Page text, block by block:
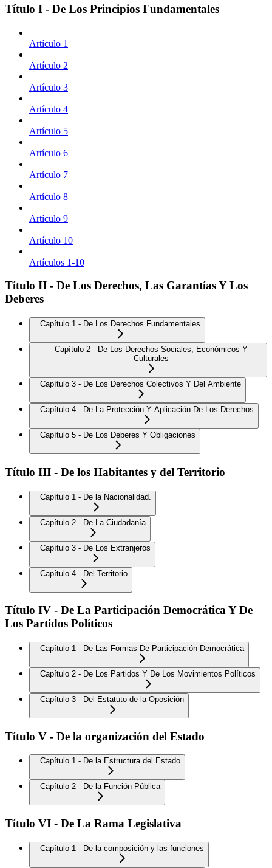
Título I - De Los Principios Fundamentales
Artículo 1
Artículo 2
Artículo 3
Artículo 4
Artículo 5
Artículo 6
Artículo 7
Artículo 8
Artículo 9
Artículo 10
Artículos 1-10
Título II - De Los Derechos, Las Garantías Y Los
Deberes
Capítulo 1 - De Los Derechos Fundamentales
Capítulo 2 - De Los Derechos Sociales, Económicos Y
Culturales
Capítulo 3 - De Los Derechos Colectivos Y Del Ambiente
Capítulo 4 - De La Protección Y Aplicación De Los Derechos
Capítulo 5 - De Los Deberes Y Obligaciones
Título III - De los Habitantes y del Territorio
Capítulo 1 - De la Nacionalidad.
Capítulo 2 - De La Ciudadanía
Capítulo 3 - De Los Extranjeros
Capítulo 4 - Del Territorio
Título IV - De La Participación Democrática Y De
Los Partidos Políticos
Capítulo 1 - De Las Formas De Participación Democrática
Capítulo 2 - De Los Partidos Y De Los Movimientos Políticos
Capítulo 3 - Del Estatuto de la Oposición
Título V - De la organización del Estado
Capítulo 1 - De la Estructura del Estado
Capítulo 2 - De la Función Pública
Título VI - De La Rama Legislativa
Capítulo 1 - De la composición y las funciones